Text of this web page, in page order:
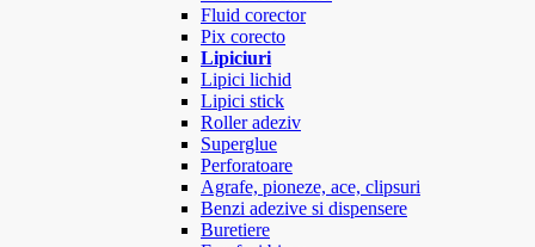
Fluid corector
Pix corecto
Lipiciuri
Lipici lichid
Lipici stick
Roller adeziv
Superglue
Perforatoare
Agrafe, pioneze, ace, clipsuri
Benzi adezive si dispensere
Buretiere